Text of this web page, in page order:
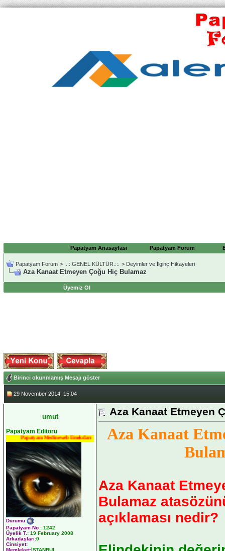
Papatyam Anasayfası Papatyam Forum
Papatyam Forum > ..::.GENEL KÜLTÜR.::. > Deyimler ve İlginç Hikayeleri
Aza Kanaat Etmeyen Çoğu Hiç Bulamaz
Üyemiz Ol
Birinci okunmamış Mesajı göster
29 November 2014, 15:04
umut
Papatyam Editörü
Papatyam Medineweb Emekdarı
Durumu:
Papatyam No : 1242
Üyelik T. : 19 February 2008
Arkadaşları:0
Cinsiyet:
Memleket:İSTANBUL
Aza Kanaat Etmeyen
Aza Kanaat
Aza Kanaat
Bulamaz
açıklaması nedir?